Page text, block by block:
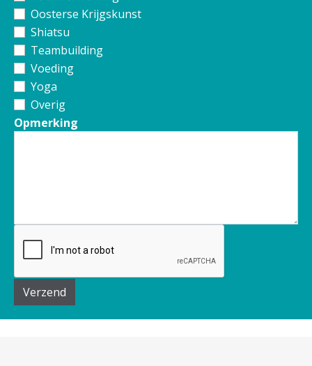
Oosterse Krijgskunst
Shiatsu
Teambuilding
Voeding
Yoga
Overig
Opmerking
Verzend